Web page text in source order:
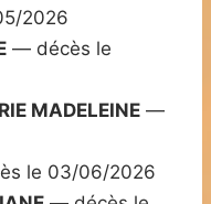
2026
— décès le
MADELEINE —
le 03/06/2026